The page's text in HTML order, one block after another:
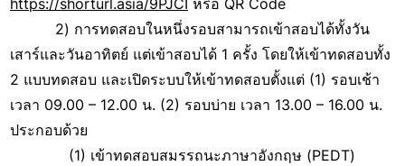
https://shorturl.asia/9PJCI หรือ QR Code
2) การทดสอบในหนึ่งรอบสามารถเข้าสอบได้ทั้งวัน
เสาร์และวันอาทิตย์ แต่เข้าสอบได้ 1 ครั้ง โดยให้เข้าทดสอบทั้ง
2 แบบทดสอบ และเปิดระบบให้เข้าทดสอบตั้งแต่ (1) รอบเช้า
เวลา 09.00 – 12.00 น. (2) รอบบ่าย เวลา 13.00 – 16.00 น.
ประกอบด้วย
(1) เข้าทดสอบสมรรถนะภาษาอังกฤษ (PEDT)